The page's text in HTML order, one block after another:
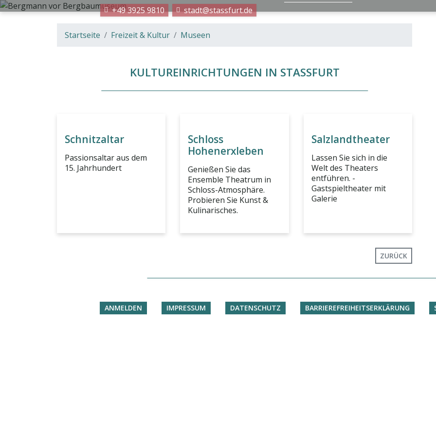
+49 3925 9810 stadt@stassfurt.de
Startseite Freizeit & Kultur Museen
KULTUREINRICHTUNGEN IN STASSFURT
Schnitzaltar
Passionsaltar aus dem
15. Jahrhundert
Schloss
Hohenerxleben
Genießen Sie das
Ensemble Theatrum in
Schloss-Atmosphäre.
Probieren Sie Kunst &
Kulinarisches.
Salzlandtheater
Lassen Sie sich in die
Welt des Theaters
entführen. -
Gastspieltheater mit
Galerie
ZURÜCK
ANMELDEN IMPRESSUM DATENSCHUTZ BARRIEREFREIHEITSERKLÄRUNG